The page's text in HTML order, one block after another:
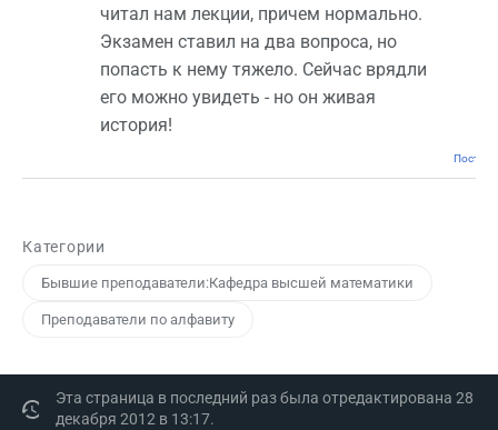
читал нам лекции, причем нормально.
Экзамен ставил на два вопроса, но
попасть к нему тяжело. Сейчас врядли
его можно увидеть - но он живая
история!
Категории
Бывшие преподаватели:Кафедра высшей математики
Преподаватели по алфавиту
Эта страница в последний раз была отредактирована 28
декабря 2012 в 13:17.